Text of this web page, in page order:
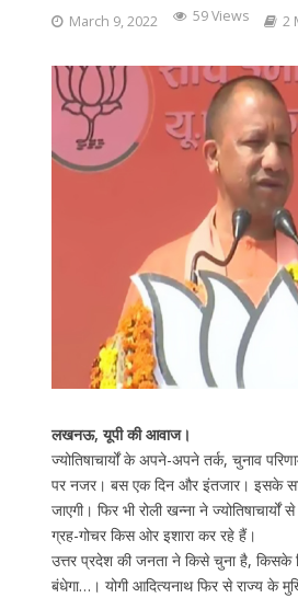
March 9, 2022 59 Views 2
लखनऊ, यूपी की आवाज।
ज्योतिषाचार्यों के अपने-अपने तर्क, चुनाव
पर नजर। बस एक दिन और इंतजार। इसके
जाएगी। फिर भी रोली खन्ना ने
ग्रह-गोचर किस ओर इशारा कर रहे हैं।
उत्तर प्रदेश की जनता ने किसे चुना है, किसके
बंधेगा…। योगी आदित्यनाथ फिर से राज्य के